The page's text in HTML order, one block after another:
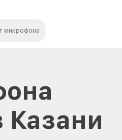
микрофона
Казани